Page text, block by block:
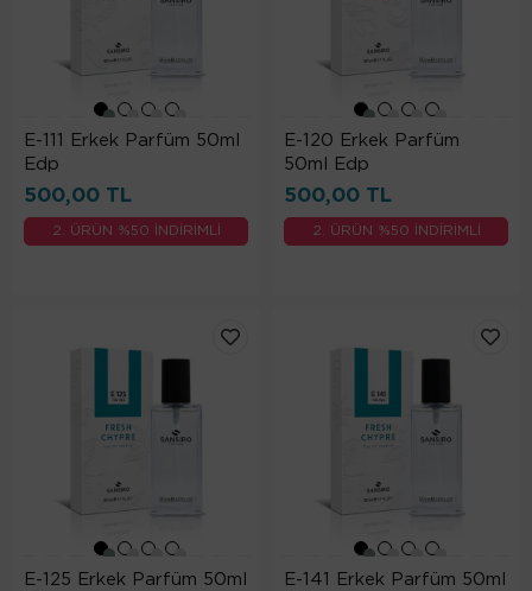
E-111 Erkek Parfüm 50ml
Edp
500,00 TL
2. ÜRÜN %50 İNDİRİMLİ
E-120 Erkek Parfüm
50ml Edp
500,00 TL
2. ÜRÜN %50 İNDİRİMLİ
E-125 Erkek Parfüm 50ml
E-141 Erkek Parfüm 50ml